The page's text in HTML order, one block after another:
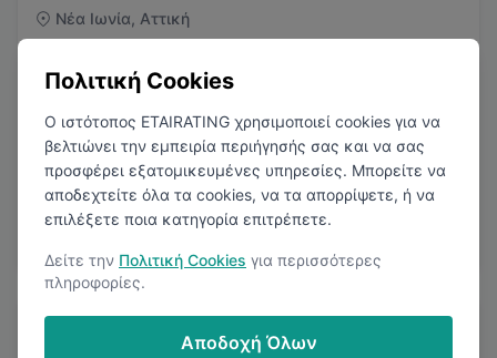
Νέα Ιωνία, Αττική
2.5 (3Κριτικές)
Πολιτική Cookies
Ο ιστότοπος ETAIRATING χρησιμοποιεί cookies για να
βελτιώνει την εμπειρία περιήγησής σας και να σας
προσφέρει εξατομικευμένες υπηρεσίες. Μπορείτε να
αποδεχτείτε όλα τα cookies, να τα απορρίψετε, ή να
επιλέξετε ποια κατηγορία επιτρέπετε.
Δείτε την Πολιτική Cookies για περισσότερες
πληροφορίες.
Αποδοχή Όλων